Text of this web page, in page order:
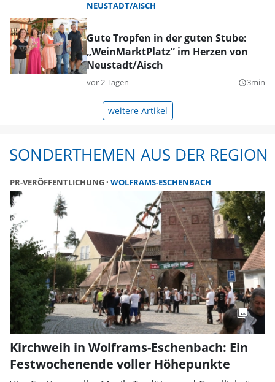
NEUSTADT/AISCH
Gute Tropfen in der guten Stube:
„WeinMarktPlatz” im Herzen von
Neustadt/Aisch
vor 2 Tagen query_builder3min
weitere Artikel
SONDERTHEMEN AUS DER REGION
PR-VERÖFFENTLICHUNG WOLFRAMS-ESCHENBACH
Kirchweih in Wolframs-Eschenbach: Ein
Festwochenende voller Höhepunkte